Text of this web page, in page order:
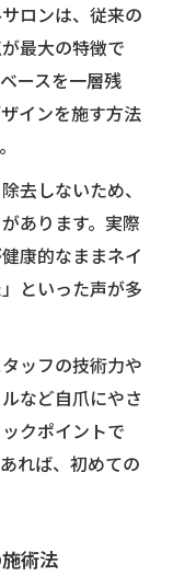
ロンは、従来の
最大の特徴で
ースを一層残
インを施す方法
去しないため、
あります。実際
康的なままネイ
といった声が多
ッフの技術力や
など自爪にやさ
クポイントで
れば、初めての
術法